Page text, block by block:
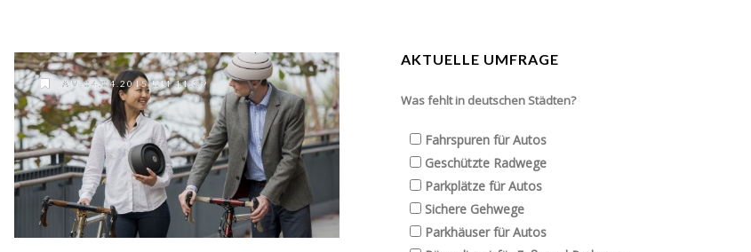
AM 04.04.2015 UM 11:39
AKTUELLE UMFRAGE
Was fehlt in deutschen Städten?
Fahrspuren für Autos
Geschützte Radwege
Parkplätze für Autos
Sichere Gehwege
Parkhäuser für Autos